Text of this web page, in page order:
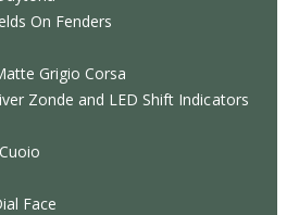
On Fenders
Grigio Corsa
Zonde and LED Shift Indicators
Face